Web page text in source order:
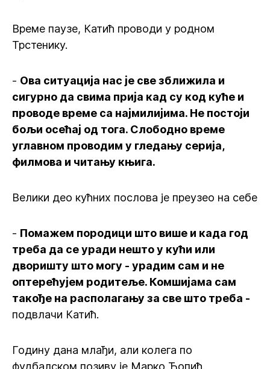
Време паузе, Катић проводи у родном
Трстенику.
- Ова ситуација нас је све зближила и
сигурно да свима прија кад су код куће и
проводе време са најмилијима. Не постоји
бољи осећај од тога. Слободно време
углавном проводим у гледању серија,
филмова и читању књига.
Велики део кућних послова је преузео на себе
- Помажем породици што више и када год
треба да се уради нешто у кући или
дворишту што могу - урадим сам и не
оптерећујем родитеље. Комшијама сам
такође на располагању за све што треба -
подвлачи Катић.
Годину дана млађи, али колега по
фудбалском позиву је Марко Ћопић.